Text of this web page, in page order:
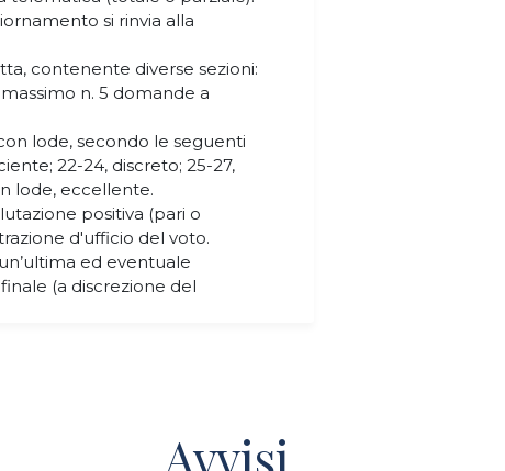
si rinvia alla
contenente diverse sezioni:
n. 5 domande a
lode, secondo le seguenti
22-24, discreto; 25-27,
lode, eccellente.
positiva (pari o
d'ufficio del voto.
ed eventuale
(a discrezione del
Avvisi